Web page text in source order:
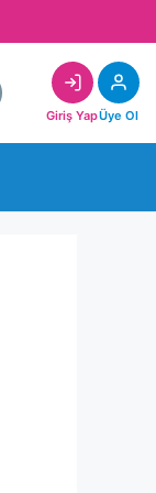
Giriş YapÜye Ol